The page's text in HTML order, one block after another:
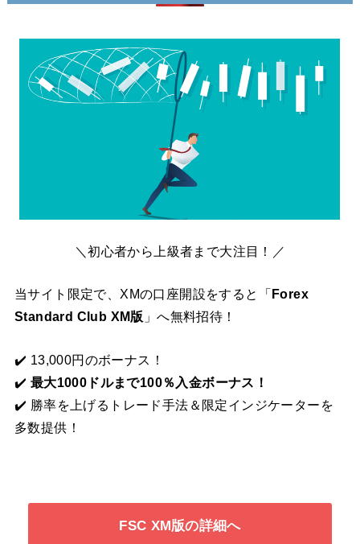
＼初心者から上級者まで大注目！／
当サイト限定で、XMの口座開設をすると「 Forex
Standard Club XM版 」へ無料招待！
✔️ 13,000円のボーナス！
✔️ 最大1000ドルまで100％入金ボーナス！
✔️ 勝率を上げるトレード手法＆限定インジケーターを
多数提供！
FSC XM版の詳細へ